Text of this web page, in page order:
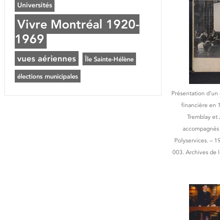
Présentation
financière en
Tremblay et
Polyservices. –
003. Archives de
Universités
Vivre Montréal 1920-
1969
vues aériennes Île Sainte-Hélène
élections municipales